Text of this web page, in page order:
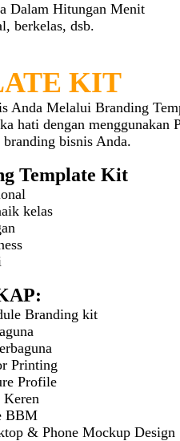
Dalam Hitungan Menit
berkelas, dsb.
KIT
Anda Melalui Branding
hati dengan menggunakan
bisnis Anda.
Template Kit
kelas
Branding kit
Printing
Profile
Keren
BBM
& Phone Mockup Design